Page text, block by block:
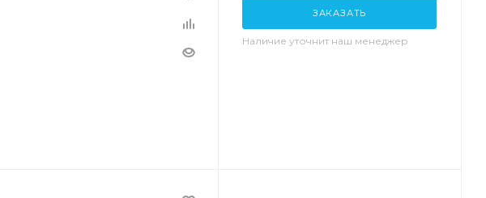
ЗАКАЗАТЬ
Наличие уточнит наш менеджер